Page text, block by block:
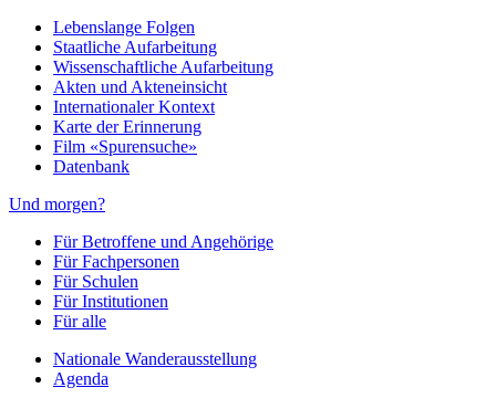
Lebenslange Folgen
Staatliche Aufarbeitung
Wissenschaftliche Aufarbeitung
Akten und Akteneinsicht
Internationaler Kontext
Karte der Erinnerung
Film «Spurensuche»
Datenbank
Und morgen?
Für Betroffene und Angehörige
Für Fachpersonen
Für Schulen
Für Institutionen
Für alle
Nationale Wanderausstellung
Agenda